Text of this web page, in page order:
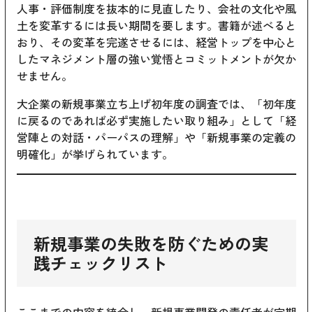
人事・評価制度を抜本的に見直したり、会社の文化や風
土を変革するには長い期間を要します。書籍が述べると
おり、その変革を完遂させるには、経営トップを中心と
したマネジメント層の強い覚悟とコミットメントが欠か
せません。
大企業の新規事業立ち上げ初年度の調査では、「初年度
に戻るのであれば必ず実施したい取り組み」として「経
営陣との対話・パーパスの理解」や「新規事業の定義の
明確化」が挙げられています。
新規事業の失敗を防ぐための実
践チェックリスト